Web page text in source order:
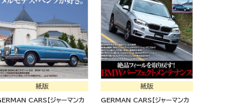
紙版
CARS【ジャーマンカ
紙版
GERMAN CARS【ジャーマンカ